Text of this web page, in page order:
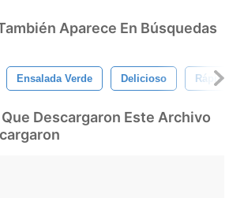
Aparece En Búsquedas
Ensalada Verde Delicioso Rápido
Descargaron Este Archivo